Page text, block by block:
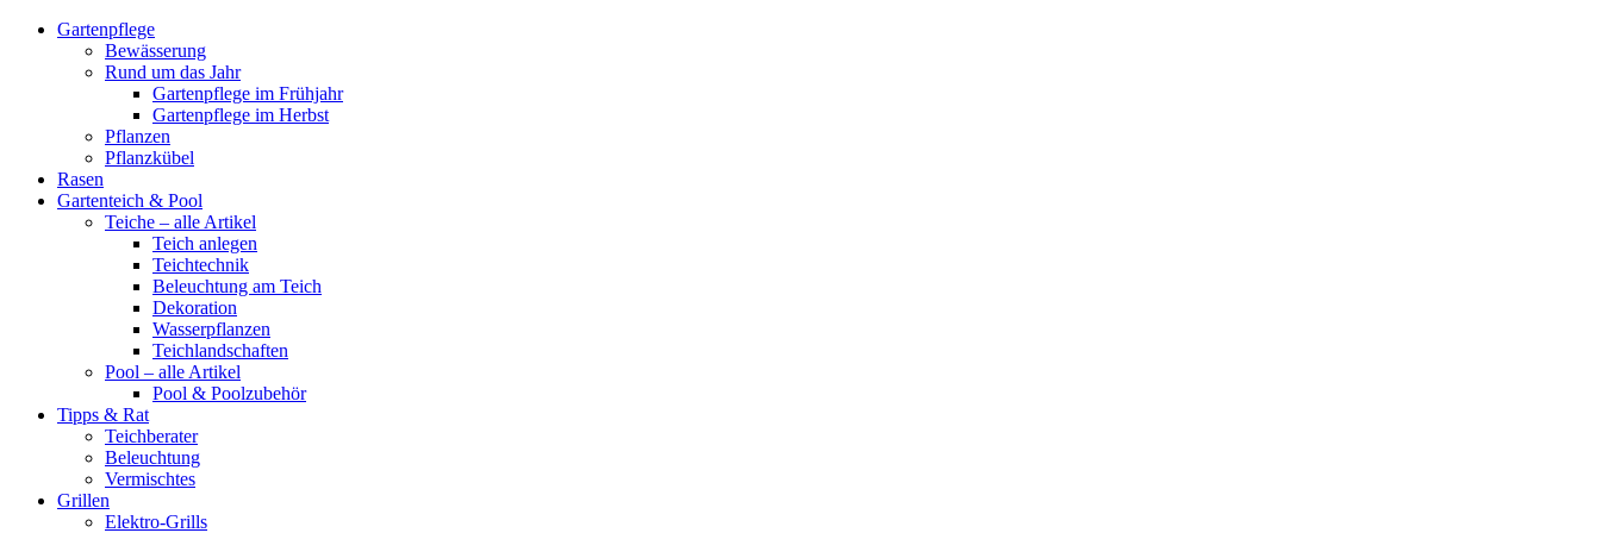
Gartenpflege
Bewässerung
Rund um das Jahr
Gartenpflege im Frühjahr
Gartenpflege im Herbst
Pflanzen
Pflanzkübel
Rasen
Gartenteich & Pool
Teiche – alle Artikel
Teich anlegen
Teichtechnik
Beleuchtung am Teich
Dekoration
Wasserpflanzen
Teichlandschaften
Pool – alle Artikel
Pool & Poolzubehör
Tipps & Rat
Teichberater
Beleuchtung
Vermischtes
Grillen
Elektro-Grills